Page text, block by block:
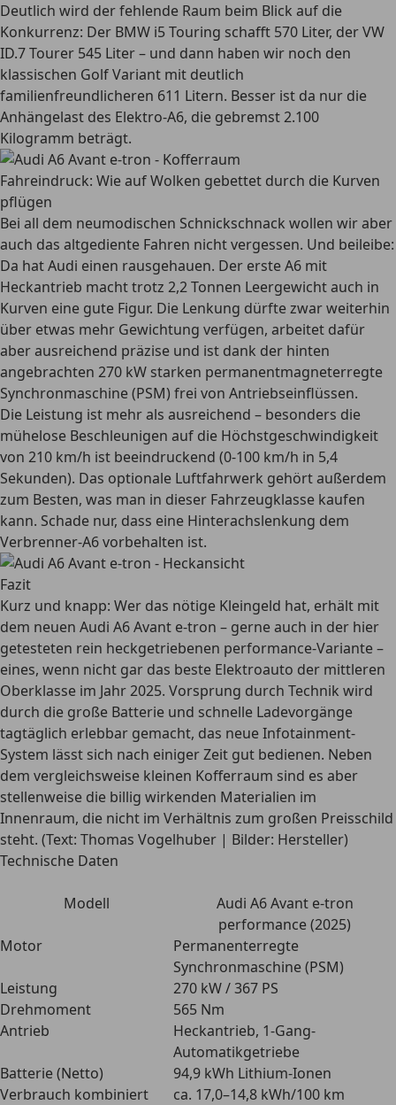
Deutlich wird der fehlende Raum beim Blick auf die
Konkurrenz: Der BMW i5 Touring schafft 570 Liter, der VW
ID.7 Tourer 545 Liter – und dann haben wir noch den
klassischen Golf Variant mit deutlich
familienfreundlicheren 611 Litern. Besser ist da nur die
Anhängelast des Elektro-A6, die gebremst 2.100
Kilogramm beträgt.
Fahreindruck: Wie auf Wolken gebettet durch die Kurven
pflügen
Bei all dem neumodischen Schnickschnack wollen wir aber
auch das altgediente Fahren nicht vergessen. Und beileibe:
Da hat Audi einen rausgehauen. Der erste A6 mit
Heckantrieb macht trotz 2,2 Tonnen Leergewicht auch in
Kurven eine gute Figur. Die Lenkung dürfte zwar weiterhin
über etwas mehr Gewichtung verfügen, arbeitet dafür
aber ausreichend präzise und ist dank der hinten
angebrachten 270 kW starken permanentmagneterregte
Synchronmaschine (PSM) frei von Antriebseinflüssen.
Die Leistung ist mehr als ausreichend – besonders die
mühelose Beschleunigen auf die Höchstgeschwindigkeit
von 210 km/h ist beeindruckend (0-100 km/h in 5,4
Sekunden). Das optionale Luftfahrwerk gehört außerdem
zum Besten, was man in dieser Fahrzeugklasse kaufen
kann. Schade nur, dass eine Hinterachslenkung dem
Verbrenner-A6 vorbehalten ist.
Fazit
Kurz und knapp: Wer das nötige Kleingeld hat, erhält mit
dem neuen Audi A6 Avant e-tron – gerne auch in der hier
getesteten rein heckgetriebenen performance-Variante –
eines, wenn nicht gar das beste Elektroauto der mittleren
Oberklasse im Jahr 2025. Vorsprung durch Technik wird
durch die große Batterie und schnelle Ladevorgänge
tagtäglich erlebbar gemacht, das neue Infotainment-
System lässt sich nach einiger Zeit gut bedienen. Neben
dem vergleichsweise kleinen Kofferraum sind es aber
stellenweise die billig wirkenden Materialien im
Innenraum, die nicht im Verhältnis zum großen Preisschild
steht. (Text: Thomas Vogelhuber | Bilder: Hersteller)
Technische Daten
Modell
Audi A6 Avant e-tron
performance (2025)
Motor
Permanenterregte
Synchronmaschine (PSM)
Leistung
270 kW / 367 PS
Drehmoment
565 Nm
Antrieb
Heckantrieb, 1-Gang-
Automatikgetriebe
Batterie (Netto)
94,9 kWh Lithium-Ionen
Verbrauch kombiniert
ca. 17,0–14,8 kWh/100 km